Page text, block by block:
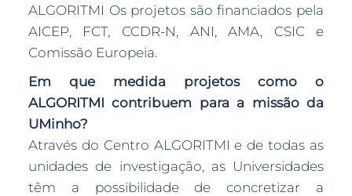
ALGORITMI Os projetos são financiados pela
AICEP, FCT, CCDR-N, ANI, AMA, CSIC e
Comissão Europeia.
Em que medida projetos como o
ALGORITMI contribuem para a missão da
UMinho?
Através do Centro ALGORITMI e de todas as
unidades de investigação, as Universidades
têm a possibilidade de concretizar a